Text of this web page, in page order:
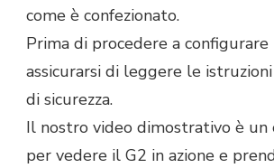
come è confezionato.
Prima di procedere a
assicurarsi di leggere le
di sicurezza.
Il nostro video dimostrativo è
per vedere il G2 in azione e